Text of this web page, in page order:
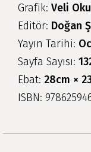
Grafik: Veli
Editör: Doğan
Yayın Tarihi:
Sayfa Sayısı:
Ebat: 28cm ×
ISBN: